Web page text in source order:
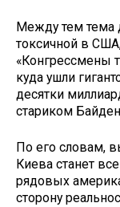
Между тем тема
токсичной в
«Конгрессмены
куда ушли
десятки
стариком
По его словам,
Киева станет
рядовых
сторону